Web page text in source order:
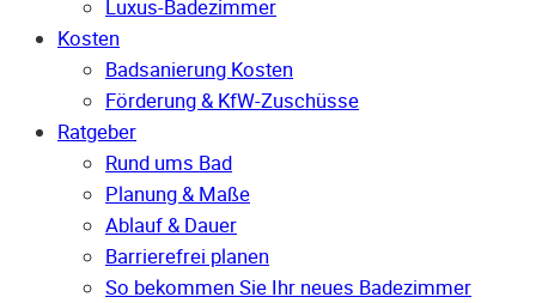
Luxus-Badezimmer
Kosten
Badsanierung Kosten
Förderung & KfW-Zuschüsse
Ratgeber
Rund ums Bad
Planung & Maße
Ablauf & Dauer
Barrierefrei planen
So bekommen Sie Ihr neues Badezimmer